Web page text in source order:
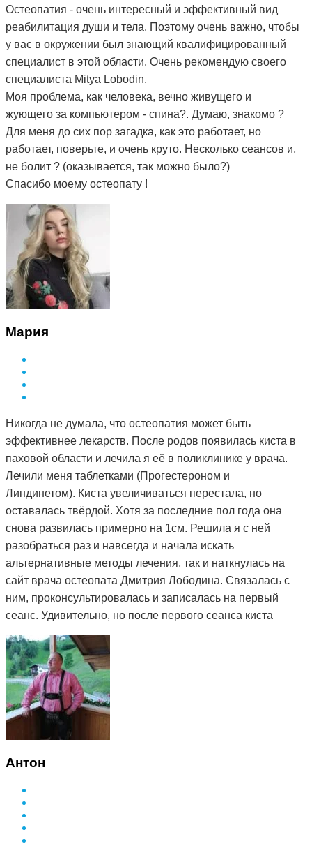
Остеопатия - очень интересный и эффективный вид
реабилитация души и тела. Поэтому очень важно, чтобы
у вас в окружении был знающий квалифицированный
специалист в этой области. Очень рекомендую своего
специалиста Mitya Lobodin.
Моя проблема, как человека, вечно живущего и
жующего за компьютером - спина?. Думаю, знакомо ?
Для меня до сих пор загадка, как это работает, но
работает, поверьте, и очень круто. Несколько сеансов и,
не болит ? (оказывается, так можно было?)
Спасибо моему остеопату !
Мария
Никогда не думала, что остеопатия может быть
эффективнее лекарств. После родов появилась киста в
паховой области и лечила я её в поликлинике у врача.
Лечили меня таблетками (Прогестероном и
Линдинетом). Киста увеличиваться перестала, но
оставалась твёрдой. Хотя за последние пол года она
снова развилась примерно на 1см. Решила я с ней
разобраться раз и навсегда и начала искать
альтернативные методы лечения, так и наткнулась на
сайт врача остеопата Дмитрия Лободина. Связалась с
ним, проконсультировалась и записалась на первый
сеанс. Удивительно, но после первого сеанса киста
стала мягкой. Я стала посещать сеансы по назначению
Дмитрия и спустя 3 месяца она полностью рассосалась.
Как это работает, вообще не понимаю. То чего
лекарства не смогли седлать за полтора года, смог
сделать Дмитрий и за такой небольшой срок. Врач в
поликлинике сказал, что мне просто повезло и я на
опытного специалиста наткнулась. А ещё говорят, что
Антон